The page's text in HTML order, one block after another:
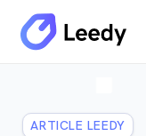
ARTICLE LEEDY